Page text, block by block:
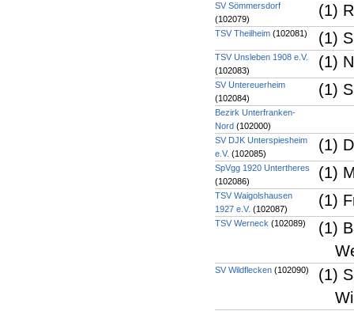
SV Sömmersdorf
(102079)
(1)
TSV Theilheim (102081) (1)
TSV Unsleben 1908 e.V.
(102083)
(1)
SV Untereuerheim
(102084)
(1)
Bezirk Unterfranken-
Nord (102000)
SV DJK Unterspiesheim
e.V. (102085) (1)
SpVgg 1920 Untertheres
(102086)
(1)
TSV Waigolshausen
1927 e.V. (102087) (1)
TSV Werneck (102089)
(1)
SV Wildflecken (102090)
(1)